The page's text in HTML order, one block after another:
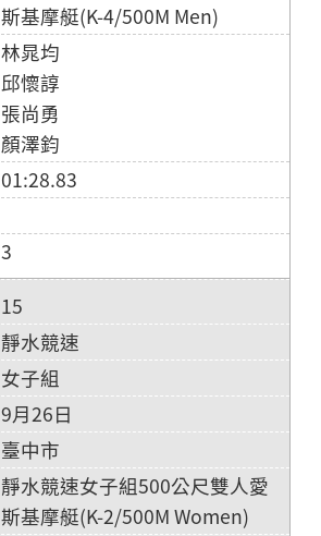
斯基摩艇(K-4/500M Men)
林晁均
邱懷諄
張尚勇
顏澤鈞
01:28.83
3
15
靜水競速
女子組
9月26日
臺中市
靜水競速女子組500公尺雙人愛
斯基摩艇(K-2/500M Women)